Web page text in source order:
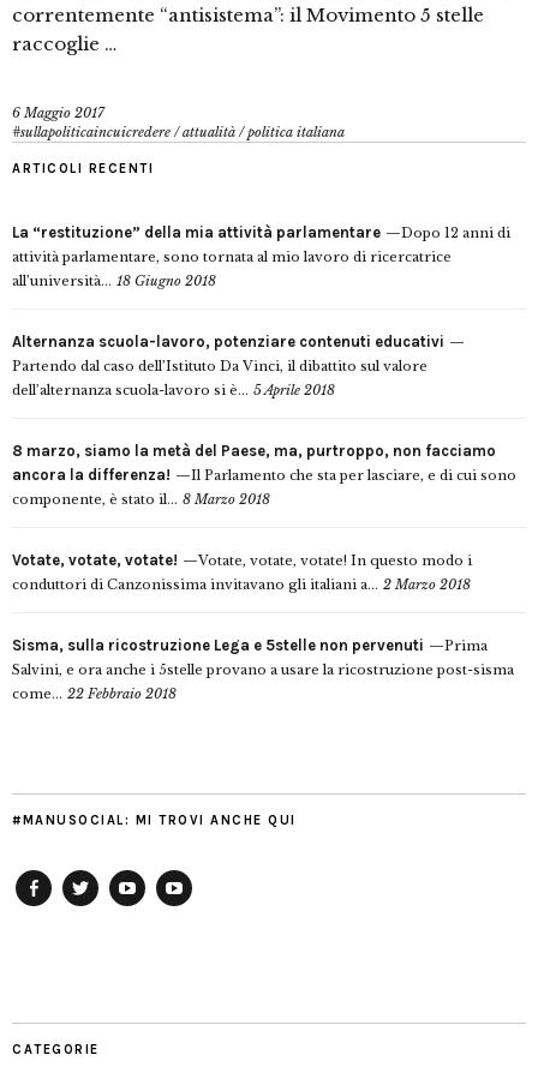
correntemente “antisistema”: il Movimento 5 stelle
raccoglie …
6 Maggio 2017
#sullapoliticaincuicredere /attualità /politica italiana
ARTICOLI RECENTI
La “restituzione” della mia attività parlamentare
Dopo 12 anni di
attività parlamentare, sono tornata al mio lavoro di ricercatrice
all’università... 18 Giugno 2018
Alternanza scuola-lavoro, potenziare contenuti educativi
Partendo dal caso dell’Istituto Da Vinci, il dibattito sul valore
dell’alternanza scuola-lavoro si è... 5 Aprile 2018
8 marzo, siamo la metà del Paese, ma, purtroppo, non facciamo
ancora la differenza!
Il Parlamento che sta per lasciare, e di cui sono
componente, è stato il... 8 Marzo 2018
Votate, votate, votate!
Votate, votate, votate! In questo modo i
conduttori di Canzonissima invitavano gli italiani a... 2 Marzo 2018
Sisma, sulla ricostruzione Lega e 5stelle non pervenuti
Prima
Salvini, e ora anche i 5stelle provano a usare la ricostruzione post-sisma
come... 22 Febbraio 2018
#MANUSOCIAL: MI TROVI ANCHE QUI
CATEGORIE